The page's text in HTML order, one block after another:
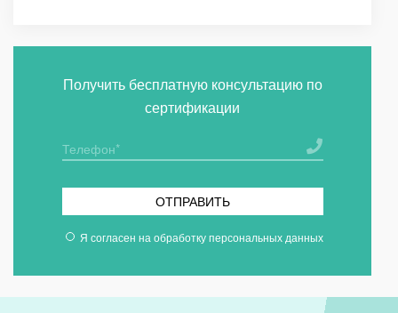
Получить бесплатную консультацию по
сертификации
ОТПРАВИТЬ
Я согласен на обработку персональных данных